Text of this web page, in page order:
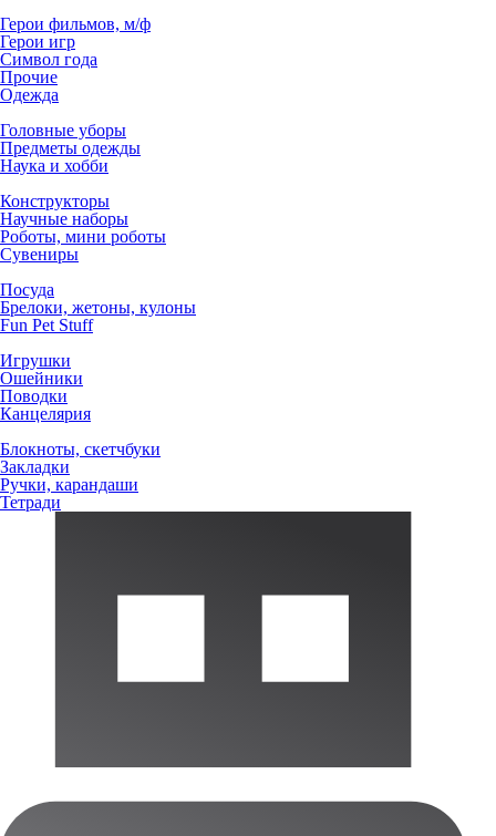
Герои фильмов, м/ф
Герои игр
Символ года
Прочие
Одежда
Головные уборы
Предметы одежды
Наука и хобби
Конструкторы
Научные наборы
Роботы, мини роботы
Сувениры
Посуда
Брелоки, жетоны, кулоны
Fun Pet Stuff
Игрушки
Ошейники
Поводки
Канцелярия
Блокноты, скетчбуки
Закладки
Ручки, карандаши
Тетради